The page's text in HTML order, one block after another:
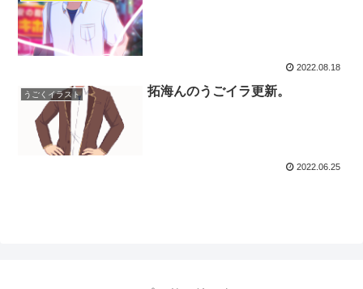
2022.08.18
うごくイラスト 拓海んのうごイラ更新。
2022.06.25